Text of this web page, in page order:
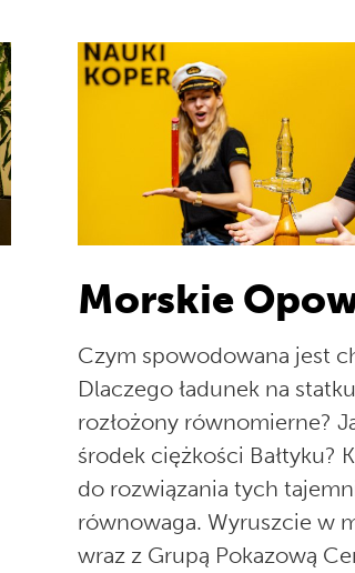
Morskie
Czym spowodowana jest
Dlaczego ładunek na
rozłożony równomierne?
środek ciężkości Bałtyku?
do rozwiązania tych
równowaga. Wyruszcie w
wraz z Grupą Pokazową